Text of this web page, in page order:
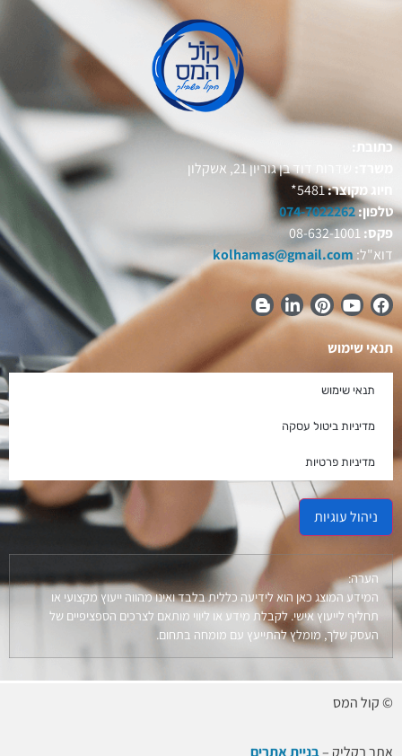
כתובת:
משרד:
שדרות דוד בן גוריון 21, אשקלון
חיוג מקוצר:5481*
טלפון:074-7022262
פקס:08-632-1001
דוא"ל: kolhamas@gmail.com
תנאי שימוש
תנאי שימוש
מדיניות ביטול עסקה
מדיניות פרטיות
ניהול עוגיות
הערה:
המידע המוצג כאן הוא לידיעה כללית בלבד ואינו מהווה ייעוץ מקצועי או
תחליף לייעוץ אישי. לקבלת מידע או ליווי מותאם לצרכים הספציפיים של
העסק שלך, מומלץ להתייעץ עם מומחה בתחום.
© קול המס
אתר בקליק –בניית אתרים